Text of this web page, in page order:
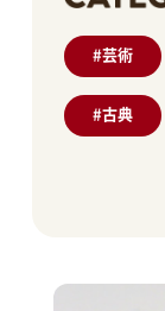
#芸術
#古典